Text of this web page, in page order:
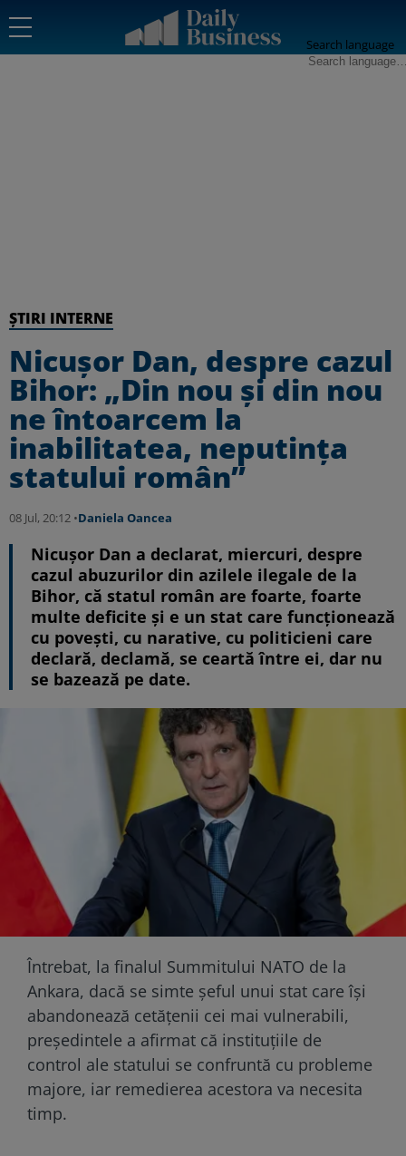
Search language
ȘTIRI INTERNE
Nicuşor Dan, despre cazul
Bihor: „Din nou şi din nou
ne întoarcem la
inabilitatea, neputinţa
statului român”
08 Jul, 20:12 •Daniela Oancea
Nicuşor Dan a declarat, miercuri, despre
cazul abuzurilor din azilele ilegale de la
Bihor, că statul român are foarte, foarte
multe deficite şi e un stat care funcţionează
cu poveşti, cu narative, cu politicieni care
declară, declamă, se ceartă între ei, dar nu
se bazează pe date.
Întrebat, la finalul Summitului NATO de la
Ankara, dacă se simte șeful unui stat care își
abandonează cetățenii cei mai vulnerabili,
președintele a afirmat că instituțiile de
control ale statului se confruntă cu probleme
majore, iar remedierea acestora va necesita
timp.